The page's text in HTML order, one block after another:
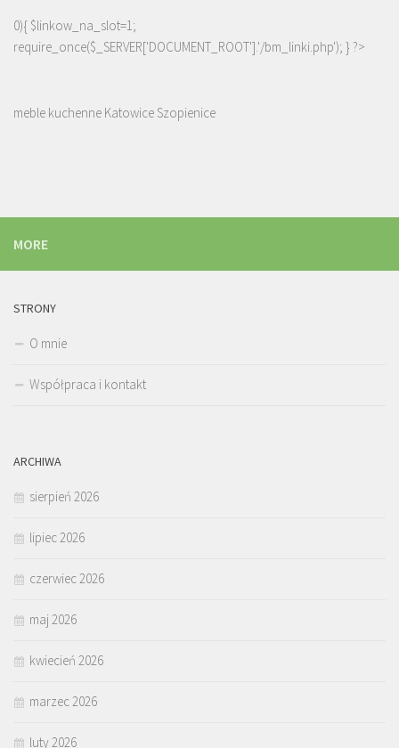
0){ $linkow_na_slot=1;
require_once($_SERVER['DOCUMENT_ROOT'].'/bm_linki.php'); } ?>
meble kuchenne Katowice Szopienice
MORE
STRONY
O mnie
Współpraca i kontakt
ARCHIWA
sierpień 2026
lipiec 2026
czerwiec 2026
maj 2026
kwiecień 2026
marzec 2026
luty 2026